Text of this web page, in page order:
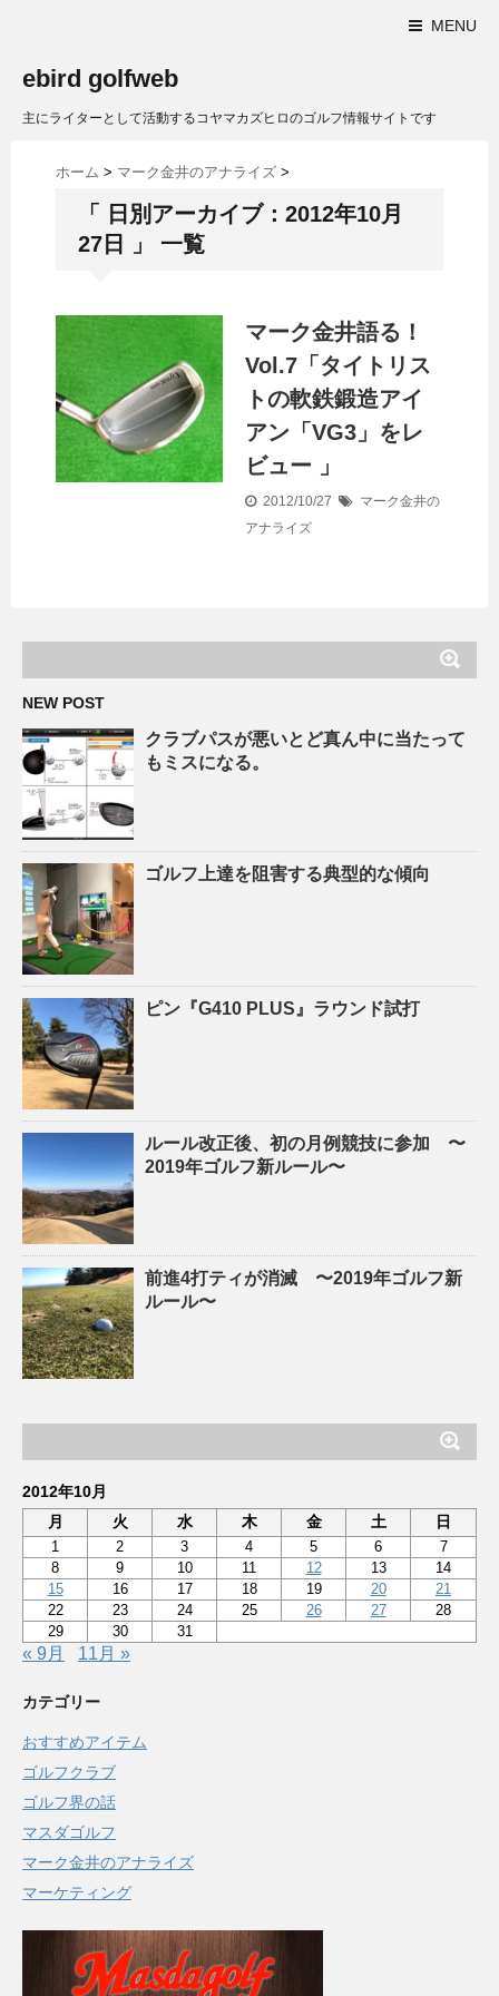
MENU
ebird golfweb
主にライターとして活動するコヤマカズヒロのゴルフ情報サイトです
ホーム > マーク金井のアナライズ >
「 日別アーカイブ：2012年10月
27日 」 一覧
マーク金井語る！
Vol.7「タイトリス
トの軟鉄鍛造アイ
アン「VG3」をレ
ビュー 」
2012/10/27
マーク金井の
アナライズ
NEW POST
クラブパスが悪いとど真ん中に当たって
もミスになる。
ゴルフ上達を阻害する典型的な傾向
ピン『G410 PLUS』ラウンド試打
ルール改正後、初の月例競技に参加 〜
2019年ゴルフ新ルール〜
前進4打ティが消滅 〜2019年ゴルフ新
ルール〜
2012年10月
月
火 水 木 金 土 日
1 2 3 4 5 6
7
8
9 10 11 12 13
14
15
16 17 18 19 20
21
22
23 24 25 26 27
28
29
30 31
« 9月 11月 »
カテゴリー
おすすめアイテム
ゴルフクラブ
ゴルフ界の話
マスダゴルフ
マーク金井のアナライズ
マーケティング